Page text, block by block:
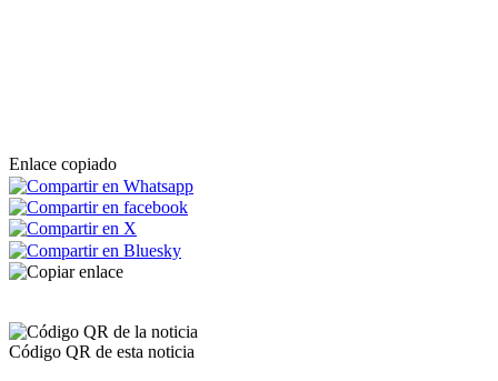
Enlace copiado
Código QR de esta noticia